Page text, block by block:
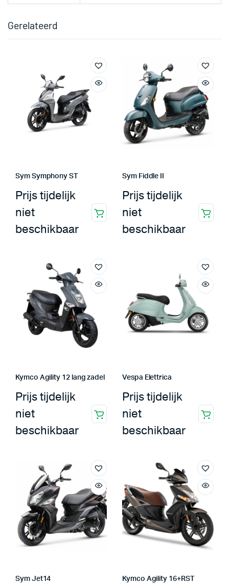
Gerelateerd
Sym Symphony ST
Prijs tijdelijk
niet
beschikbaar
Sym Fiddle II
Prijs tijdelijk
niet
beschikbaar
Kymco Agility 12 lang zadel
Prijs tijdelijk
niet
beschikbaar
Vespa Elettrica
Prijs tijdelijk
niet
beschikbaar
Sym Jet14 Kymco Agility 16+RST